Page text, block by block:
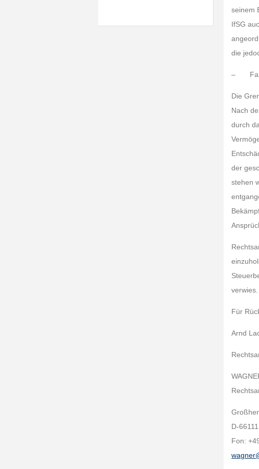
seinem
IfSG
die
–
Die
Nach
durch
der
stehen
verwies.
Für
Arnd
D-
Fon: